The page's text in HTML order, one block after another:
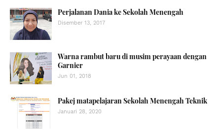
Perjalanan Dania ke Sekolah Menengah
Disember 13, 2017
Warna rambut baru di musim perayaan dengan
Garnier
Jun 01, 2018
Pakej matapelajaran Sekolah Menengah Teknik
Januari 28, 2020